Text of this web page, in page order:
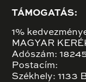
TÁMOGATÁS:
1%
MAGYAR
Adószám:
Postacím:
Székhely: 1133